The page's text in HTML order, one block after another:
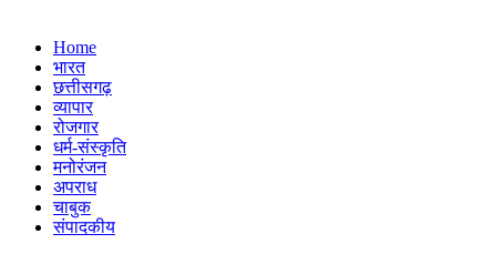
Home
भारत
छत्तीसगढ़
व्यापार
रोजगार
धर्म-संस्कृति
मनोरंजन
अपराध
चाबुक
संपादकीय